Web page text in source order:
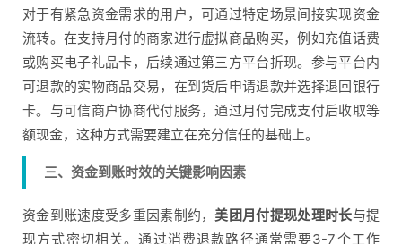
对于有紧急资金需求的用户，可通过特定场景间接实现资金
流转。在支持月付的商家进行虚拟商品购买，例如充值话费
或购买电子礼品卡，后续通过第三方平台折现。参与平台内
可退款的实物商品交易，在到货后申请退款并选择退回银行
卡。与可信商户协商代付服务，通过月付完成支付后收取等
额现金，这种方式需要建立在充分信任的基础上。
三、资金到账时效的关键影响因素
资金到账速度受多重因素制约，美团月付提现处理时长与提
现方式密切相关。通过消费退款路径通常需要3-7个工作